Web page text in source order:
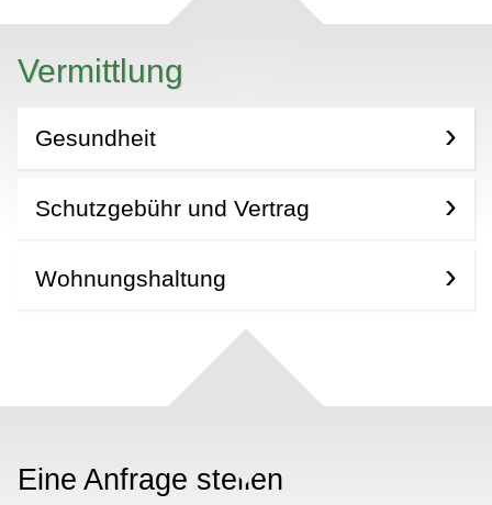
Vermittlung
Gesundheit
Schutzgebühr und Vertrag
Wohnungshaltung
Eine Anfrage stellen